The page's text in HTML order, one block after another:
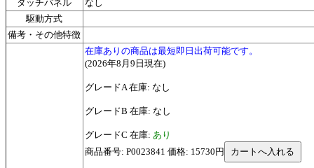
タッチパネル
なし
駆動方式
備考・その他特徴
在庫ありの商品は最短即日出荷可能です。
(2026年8月9日現在)
グレードA 在庫: なし
グレードB 在庫: なし
グレードC 在庫: あり
商品番号: P0023841 価格: 15730円